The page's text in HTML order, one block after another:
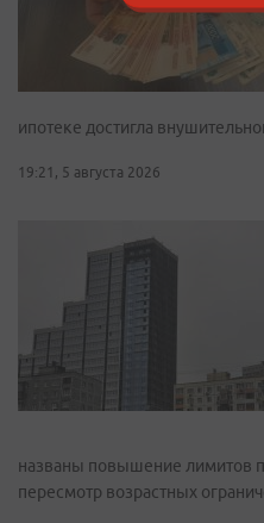
ипотеке достигла
19:21, 5 августа 2026
названы повышение лимитов
пересмотр возрастных